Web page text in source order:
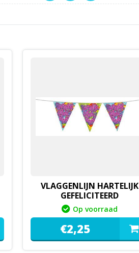
VLAGGENLIJN HARTELIJK
GEFELICITEERD
Op voorraad
€2,25